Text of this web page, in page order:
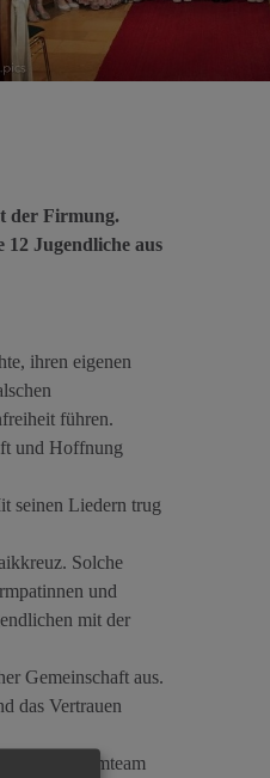
der Firmung.
12 Jugendliche aus
ihren eigenen
führen.
und Hoffnung
seinen Liedern trug
Solche
und
mit der
Gemeinschaft aus.
das Vertrauen
dem Firmteam